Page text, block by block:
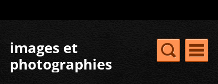
images et
photographies